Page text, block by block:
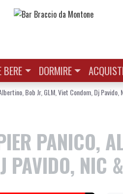
DORMIRE
Bob Jr, GLM, Viet Condom, Dj Pavido,
PANICO,
PAVIDO, NIC